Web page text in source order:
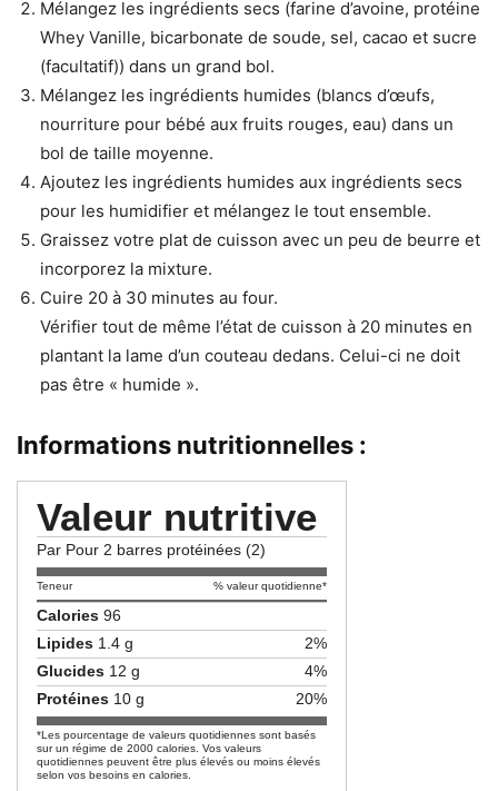
Mélangez les ingrédients secs (farine d’avoine, protéine
Whey Vanille, bicarbonate de soude, sel, cacao et sucre
(facultatif)) dans un grand bol.
Mélangez les ingrédients humides (blancs d’œufs,
nourriture pour bébé aux fruits rouges, eau) dans un
bol de taille moyenne.
Ajoutez les ingrédients humides aux ingrédients secs
pour les humidifier et mélangez le tout ensemble.
Graissez votre plat de cuisson avec un peu de beurre et
incorporez la mixture.
Cuire 20 à 30 minutes au four.
Vérifier tout de même l’état de cuisson à 20 minutes en
plantant la lame d’un couteau dedans. Celui-ci ne doit
pas être « humide ».
Informations nutritionnelles :
Valeur nutritive
Par Pour 2 barres protéinées (2)
Teneur % valeur quotidienne*
Calories 96
Lipides 1.4 g
2%
Glucides 12 g
4%
Protéines 10 g 20%
*Les pourcentage de valeurs quotidiennes sont basés
sur un régime de 2000 calories. Vos valeurs
quotidiennes peuvent être plus élevés ou moins élevés
selon vos besoins en calories.